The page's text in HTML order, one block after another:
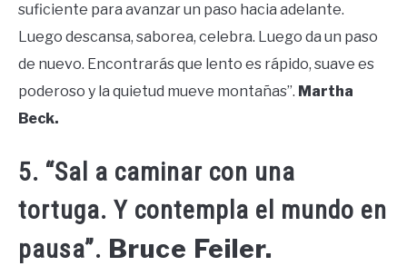
suficiente para avanzar un paso hacia adelante.
Luego descansa, saborea, celebra. Luego da un paso
de nuevo. Encontrarás que lento es rápido, suave es
poderoso y la quietud mueve montañas”. Martha
Beck.
5. “Sal a caminar con una
tortuga. Y contempla el mundo en
pausa”. Bruce Feiler.